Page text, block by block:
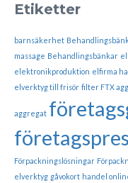
Etiketter
barnsäkerhet
massage Behandlingsbänkar el
elektronikproduktion elfirma
elverktyg till frisör filter FTX
aggregat
Förpackningslösningar
elverktyg gåvokort handel